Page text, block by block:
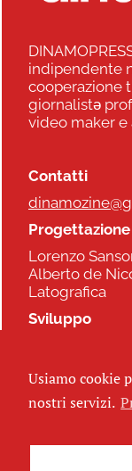
indipendente
cooperazione
giornalistə
video maker e
Contatti
Lorenzo
Alberto de
Latografica
Sviluppo
Seguici
Usiamo cookie
nostri servizi.